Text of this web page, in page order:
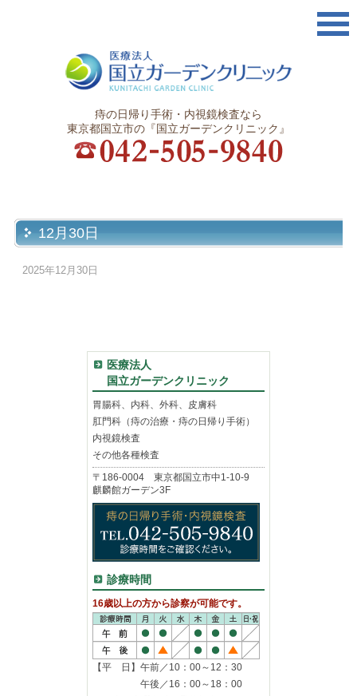
痔の日帰り手術・内視鏡検査なら
東京都国立市の『国立ガーデンクリニック』
12月30日
2025年12月30日
医療法人
国立ガーデンクリニック
胃腸科、内科、外科、皮膚科
肛門科（痔の治療・痔の日帰り手術）
内視鏡検査
その他各種検査
〒186-0004 東京都国立市中1-10-9
麒麟館ガーデン3F
診療時間
16歳以上の方から診察が可能です。
【平 日】午前／10：00～12：30
午後／16：00～18：00